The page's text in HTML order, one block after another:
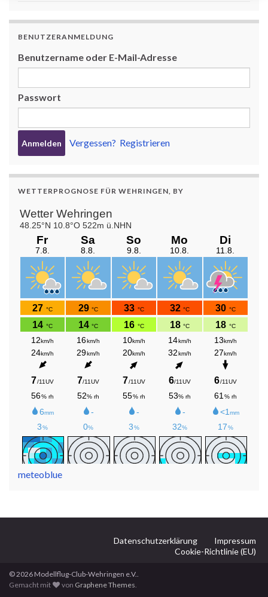
BENUTZERANMELDUNG
Benutzername oder E-Mail-Adresse
Passwort
Vergessen? Registrieren
WETTERPROGNOSE FÜR WEHRINGEN, BY
meteoblue
Datenschutzerklärung
Impressum
Cookie-Richtlinie (EU)
© 2026 Modellflug-Club-Wehringen e.V..
Gemacht mit
von Graphene Themes